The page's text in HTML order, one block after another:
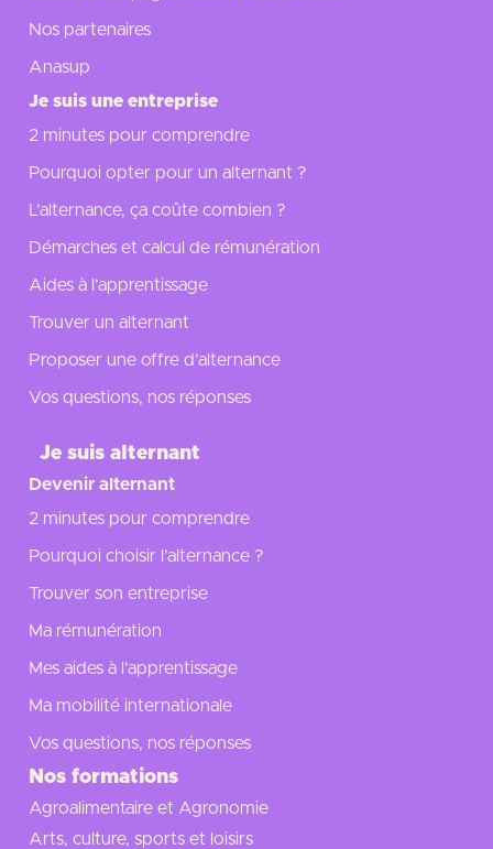
Nos partenaires
Anasup
Je suis une entreprise
2 minutes pour comprendre
Pourquoi opter pour un alternant ?
L’alternance, ça coûte combien ?
Démarches et calcul de rémunération
Aides à l’apprentissage
Trouver un alternant
Proposer une offre d’alternance
Vos questions, nos réponses
Je suis alternant
Devenir alternant
2 minutes pour comprendre
Pourquoi choisir l’alternance ?
Trouver son entreprise
Ma rémunération
Mes aides à l'apprentissage
Ma mobilité internationale
Vos questions, nos réponses
Nos formations
Agroalimentaire et Agronomie
Arts, culture, sports et loisirs